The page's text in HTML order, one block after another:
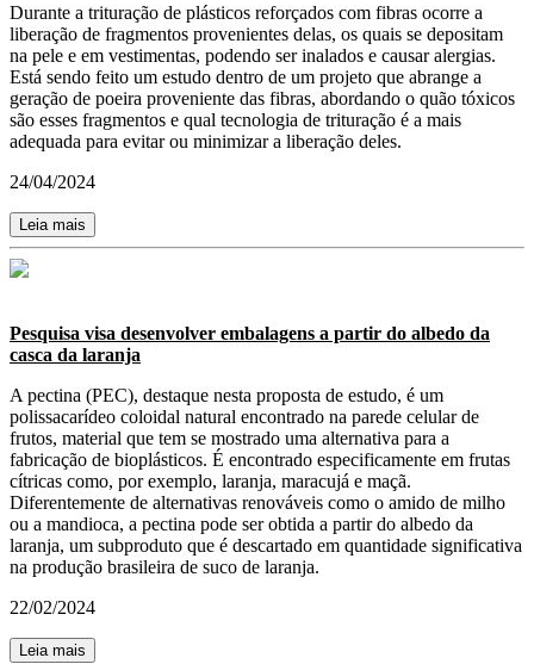
Durante a trituração de plásticos reforçados com fibras ocorre a
liberação de fragmentos provenientes delas, os quais se depositam
na pele e em vestimentas, podendo ser inalados e causar alergias.
Está sendo feito um estudo dentro de um projeto que abrange a
geração de poeira proveniente das fibras, abordando o quão tóxicos
são esses fragmentos e qual tecnologia de trituração é a mais
adequada para evitar ou minimizar a liberação deles.
24/04/2024
Leia mais
Pesquisa visa desenvolver embalagens a partir do albedo da
casca da laranja
A pectina (PEC), destaque nesta proposta de estudo, é um
polissacarídeo coloidal natural encontrado na parede celular de
frutos, material que tem se mostrado uma alternativa para a
fabricação de bioplásticos. É encontrado especificamente em frutas
cítricas como, por exemplo, laranja, maracujá e maçã.
Diferentemente de alternativas renováveis como o amido de milho
ou a mandioca, a pectina pode ser obtida a partir do albedo da
laranja, um subproduto que é descartado em quantidade significativa
na produção brasileira de suco de laranja.
22/02/2024
Leia mais